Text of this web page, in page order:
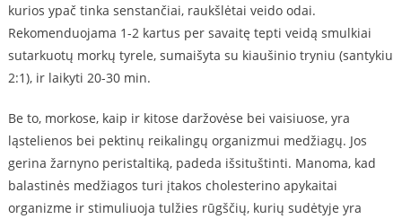
kurios ypač tinka senstančiai, raukšlėtai veidoodai.
Rekomenduojama 1-2 kartus per savaitę tepti veidą smulkiai
sutarkuotų morkų tyrele, sumaišyta su kiaušinio tryniu (santykiu
2:1), ir laikyti 20-30 min.
Be to, morkose, kaip ir kitose daržovėse bei vaisiuose, yra
ląstelienos bei pektinų reikalingų organizmui medžiagų. Jos
gerina žarnyno peristaltiką, padeda išsituštinti. Manoma, kad
balastinės medžiagos turi įtakos cholesterino apykaitai
organizme ir stimuliuoja tulžies rūgščių, kurių sudėtyje yra